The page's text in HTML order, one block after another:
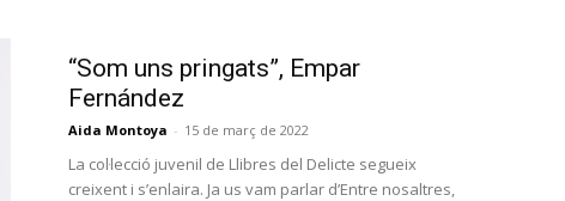
“Som uns pringats”, Empar
Fernández
Aida Montoya - 15 de març de 2022
La col·lecció juvenil de Llibres del Delicte segueix
creixent i s’enlaira. Ja us vam parlar d’Entre nosaltres,